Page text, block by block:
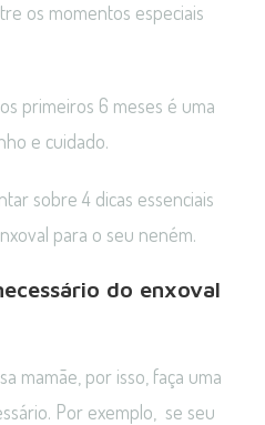
os momentos especiais
primeiros 6 meses é uma
e cuidado.
sobre 4 dicas essenciais
para o seu neném.
do enxoval
mamãe, por isso, faça uma
Por exemplo, se seu